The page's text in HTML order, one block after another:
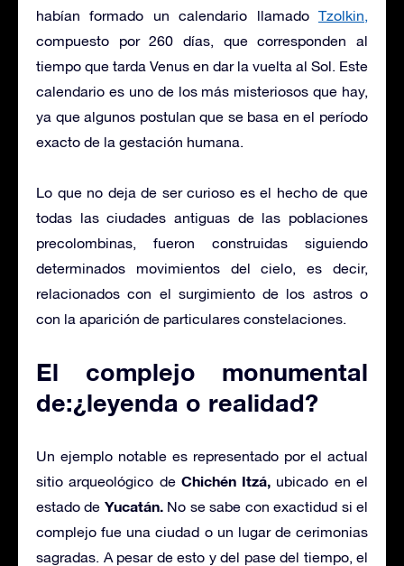
habían formado un calendario llamado Tzolkin,
compuesto por 260 días, que corresponden al
tiempo que tarda Venus en dar la vuelta al Sol. Este
calendario es uno de los más misteriosos que hay,
ya que algunos postulan que se basa en el período
exacto de la gestación humana.
Lo que no deja de ser curioso es el hecho de que
todas las ciudades antiguas de las poblaciones
precolombinas, fueron construidas siguiendo
determinados movimientos del cielo, es decir,
relacionados con el surgimiento de los astros o
con la aparición de particulares constelaciones.
El complejo monumental
de:¿leyenda o realidad?
Un ejemplo notable es representado por el actual
sitio arqueológico de Chichén Itzá, ubicado en el
estado de Yucatán.No se sabe con exactidud si el
complejo fue una ciudad o un lugar de cerimonias
sagradas. A pesar de esto y del pase del tiempo, el